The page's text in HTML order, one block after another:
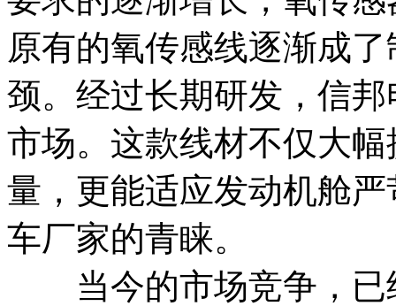
原有的氧传感线逐渐成
颈。经过长期研发，信
市场。这款线材不仅大
量，更能适应发动机舱
车厂家的青睐。
当今的市场竞争，已